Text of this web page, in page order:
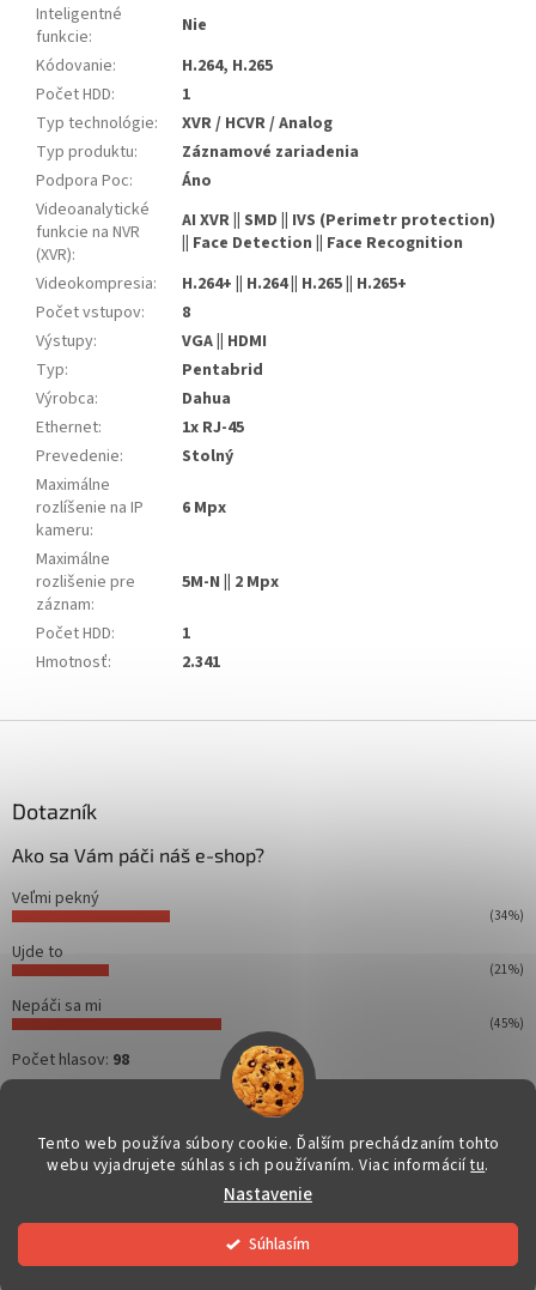
Tento web používa súbory cookie. Ďalším prechádzaním tohto
webu vyjadrujete súhlas s ich používaním. Viac informáciítu.
Nastavenie
Súhlasím
Inteligentné
funkcie:
Nie
Kódovanie:
H.264, H.265
Počet HDD:
1
Typ technológie:
XVR / HCVR / Analog
Typ produktu:
Záznamové zariadenia
Podpora Poc:
Áno
Videoanalytické
funkcie na NVR
(XVR):
AI XVR || SMD || IVS (Perimetr protection)
|| Face Detection || Face Recognition
Videokompresia:
H.264+ || H.264 || H.265 || H.265+
Počet vstupov:
8
Výstupy:
VGA || HDMI
Typ:
Pentabrid
Výrobca:
Dahua
Ethernet:
1x RJ-45
Prevedenie:
Stolný
Maximálne
rozlíšenie na IP
kameru:
6 Mpx
Maximálne
rozlišenie pre
záznam:
5M-N || 2 Mpx
Počet HDD:
1
Hmotnosť: 2.341
Dotazník
Ako sa Vám páči náš e-shop?
Veľmi pekný
(34%)
Ujde to
(21%)
Nepáči sa mi
(45%)
Počet hlasov: 98
Vytvoril Shoptet
Dahuakamery.sk. Všetky práva vyhradené.